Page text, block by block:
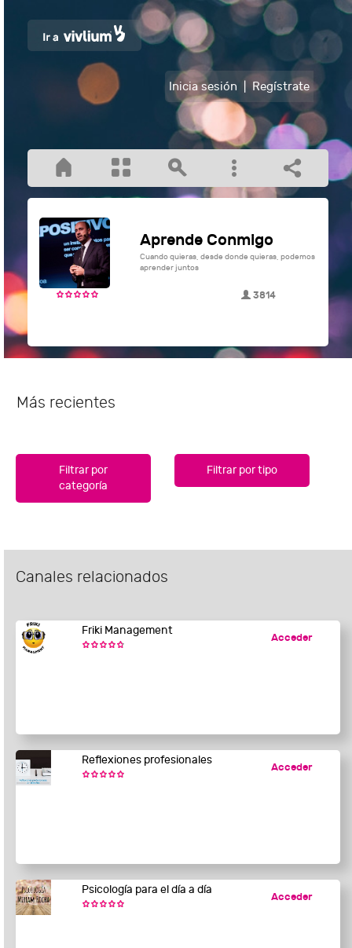
Inicia sesión Regístrate
Aprende Conmigo
Cuando quieras, desde donde quieras, podemos
aprender juntos
3814
Más recientes
Filtrar por
categoría
Filtrar por tipo
Canales relacionados
Friki Management
Acceder
Reflexiones profesionales
Acceder
Psicología para el día a día
Acceder